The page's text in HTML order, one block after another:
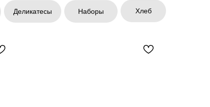
Деликатесы Наборы Хлеб